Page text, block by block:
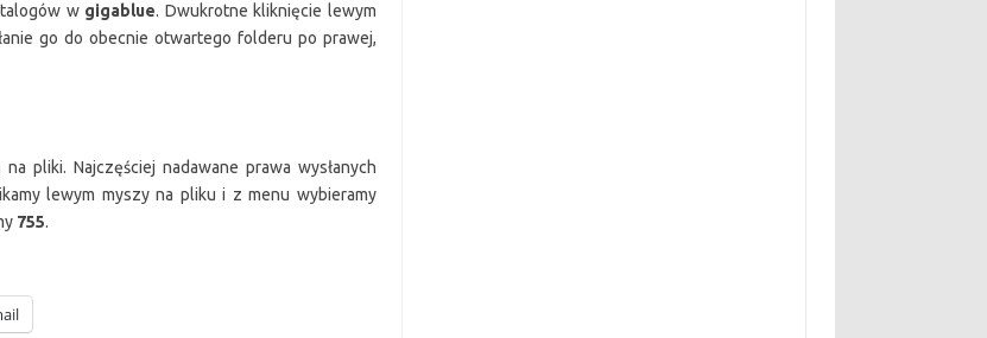
w gigablue. Dwukrotne kliknięcie lewym
go do obecnie otwartego folderu po prawej,
pliki. Najczęściej nadawane prawa wysłanych
lewym myszy na pliku i z menu wybieramy
755.